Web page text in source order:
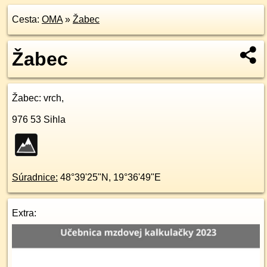
Cesta: OMA» Žabec
Žabec
Žabec: vrch,
976 53 Sihla
Súradnice: 48°39'25"N , 19°36'49"E
Extra: